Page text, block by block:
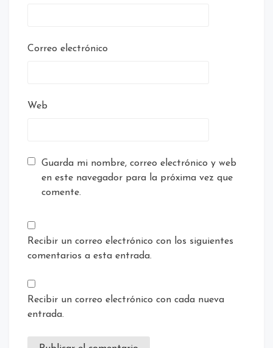
Correo electrónico
Web
Guarda mi nombre, correo electrónico y web
en este navegador para la próxima vez que
comente.
Recibir un correo electrónico con los siguientes
comentarios a esta entrada.
Recibir un correo electrónico con cada nueva
entrada.